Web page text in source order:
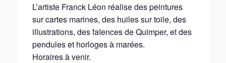
L’artiste Franck Léon réalise des peintures
sur cartes marines, des huiles sur toile, des
illustrations, des faïences de Quimper, et des
pendules et horloges à marées.
Horaires à venir.